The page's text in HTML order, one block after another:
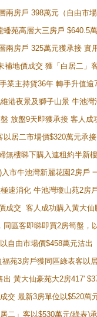
兩房戶 398萬元（自由市
苑高層大三房戶
兩房戶 325萬元獲承接 實
補地價成交 獲「白居二」
業主持貨36年 轉手升值逾
港夜景及獅子山景 牛池
放盤9天即獲承接 客人
以居二市場價$320萬元承接
無樓睇下購入連租約半新
市牛池灣新麗花園2房戶
速消化 牛池灣瓊山苑2房
成交 客人成功購入黃大
區客即睇即買2房筍盤，
自由市場價$458萬元沽出
苑3房戶獲同區綠表客以
黃大仙豪苑大2房417'
交 最新3房單位以$520萬
二」客以$530萬元(綠表)